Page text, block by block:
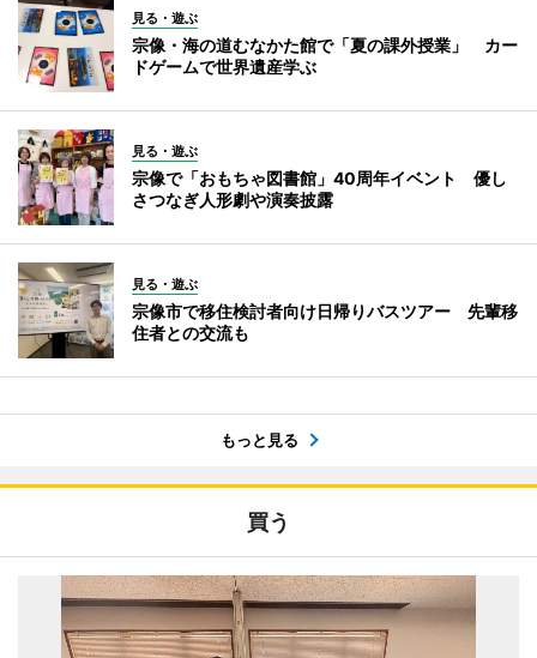
見る・遊ぶ
宗像・海の道むなかた館で「夏の課外授業」 カー
ドゲームで世界遺産学ぶ
見る・遊ぶ
宗像で「おもちゃ図書館」40周年イベント 優し
さつなぎ人形劇や演奏披露
見る・遊ぶ
宗像市で移住検討者向け日帰りバスツアー 先輩移
住者との交流も
もっと見る
買う